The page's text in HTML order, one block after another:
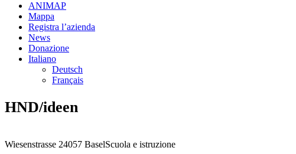
ANIMAP
Mappa
Registra l’azienda
News
Donazione
Italiano
Deutsch
Français
HND/ideen
Wiesenstrasse 24057 BaselScuola e istruzione